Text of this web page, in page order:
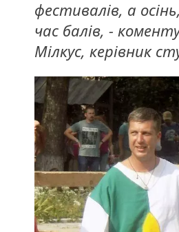
фестивалів, а
час балів, -
Мілкус, керівник